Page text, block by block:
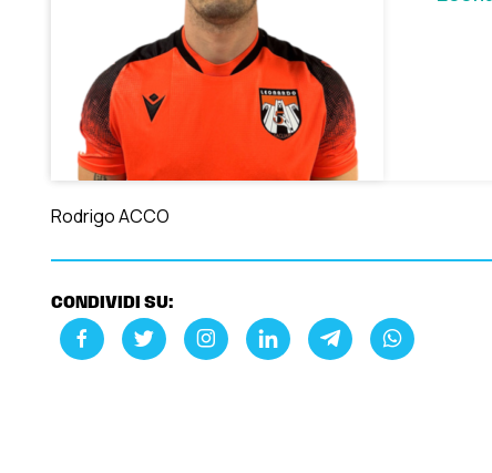
Rodrigo ACCO
CONDIVIDI SU: